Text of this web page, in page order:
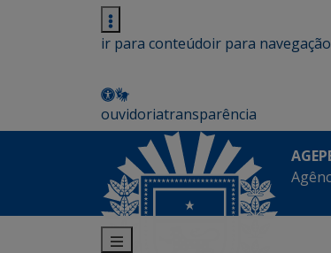
ir para conteúdoir para navegação
ouvidoriatransparência